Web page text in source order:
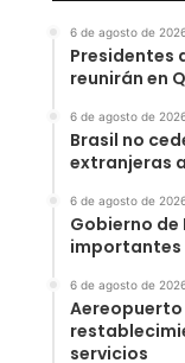
6 de agosto de
Presidentes
reunirán en
6 de agosto de
Brasil no
extranjeras
6 de agosto de
Gobierno de
importantes
6 de agosto de
servicios